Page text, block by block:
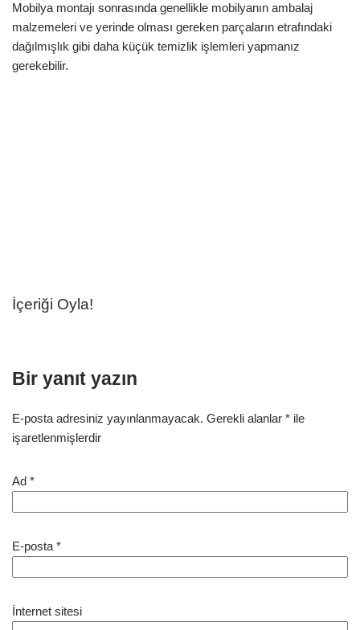
Mobilya montajı sonrasında genellikle mobilyanın ambalaj
malzemeleri ve yerinde olması gereken parçaların etrafındaki
dağılmışlık gibi daha küçük temizlik işlemleri yapmanız
gerekebilir.
İçeriği Oyla!
Bir yanıt yazın
E-posta adresiniz yayınlanmayacak. Gerekli alanlar * ile
işaretlenmişlerdir
Ad *
E-posta *
İnternet sitesi